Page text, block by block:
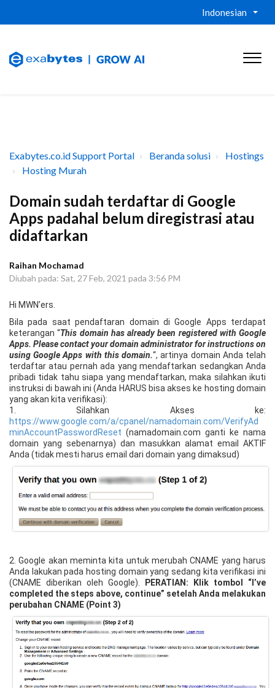
Indonesian
Exabytes.co.id Support Portal Beranda solusi
Hostings
Hosting Murah
Domain sudah terdaftar di Google
Apps padahal belum diregistrasi atau
didaftarkan
Raihan Mochamad
Diubah pada: Sat, 27 Feb, 2021 pada 3:56 PM
Hi MWN’ers.
Bila pada saat pendaftaran domain di Google Apps terdapat
keterangan “This domain has already been registered with Google
Apps. Please contact your domain administrator for instructions on
using Google Apps with this domain.“, artinya domain Anda telah
terdaftar atau pernah ada yang mendaftarkan sedangkan Anda
pribadi tidak tahu siapa yang mendaftarkan, maka silahkan ikuti
instruksi di bawah ini (Anda HARUS bisa akses ke hosting domain
yang akan kita verifikasi):
1. Silahkan Akses ke:
https://www.google.com/a/cpanel/namadomain.com/VerifyAd
minAccountPasswordReset (namadomain.com ganti ke nama
domain yang sebenarnya) dan masukkan alamat email AKTIF
Anda (tidak mesti harus email dari domain yang dimaksud)
2. Google akan meminta kita untuk merubah CNAME yang harus
Anda lakukan pada hosting domain yang sedang kita verifikasi ini
(CNAME diberikan oleh Google).
PERATIAN: Klik tombol “I’ve
completed the steps above, continue” setelah Anda melakukan
perubahan CNAME (Point 3)